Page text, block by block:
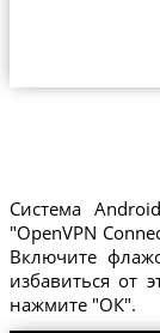
Система
"OpenVPN
Включите
избавиться от
нажмите "ОК".